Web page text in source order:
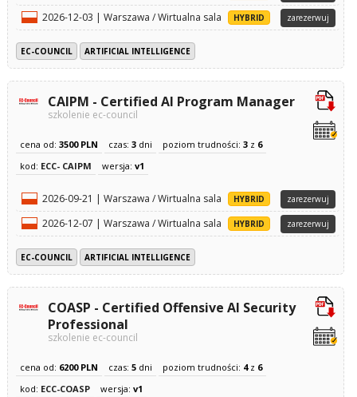
2026-12-03 | Warszawa / Wirtualna sala HYBRID zarezerwuj
EC-COUNCIL ARTIFICIAL INTELLIGENCE
CAIPM - Certified AI Program Manager
szkolenie ec-council
cena od: 3500 PLN czas: 3dni poziom trudności: 3z 6
kod: ECC- CAIPM wersja: v1
2026-09-21 | Warszawa / Wirtualna sala HYBRID zarezerwuj
2026-12-07 | Warszawa / Wirtualna sala HYBRID zarezerwuj
EC-COUNCIL ARTIFICIAL INTELLIGENCE
COASP - Certified Offensive AI Security
Professional
szkolenie ec-council
cena od: 6200 PLN czas: 5dni poziom trudności: 4z 6
kod: ECC-COASP wersja: v1